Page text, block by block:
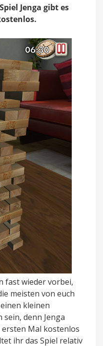
Jenga gibt es
fast wieder vorbei,
meisten von euch
kleinen
denn Jenga
ersten Mal kostenlos
ihr das Spiel relativ